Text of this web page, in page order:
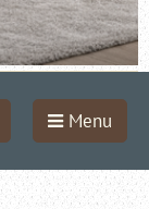
Menu